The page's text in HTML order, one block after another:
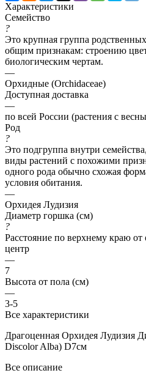
Характеристики
Семейство
?
Это крупная группа
общим признакам: строению
биологическим чертам.
—
Орхидные (Orchidaceae)
Доступная доставка
—
по всей России (растения с
Род
?
Это подгруппа внутри
виды растений с похожими
одного рода обычно схожая
условия обитания.
—
Орхидея Лудизия
Диаметр горшка (см)
?
Расстояние по верхнему краю от
центр
—
7
Высота от пола (см)
—
3-5
Все характеристики
Драгоценная Орхидея Лудизия
Discolor Alba) D7см
Все описание